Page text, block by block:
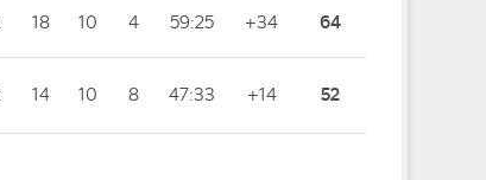
18 10 4 59:25 +34 64
14 10 8 47:33 +14 52